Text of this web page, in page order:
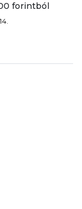
forintból